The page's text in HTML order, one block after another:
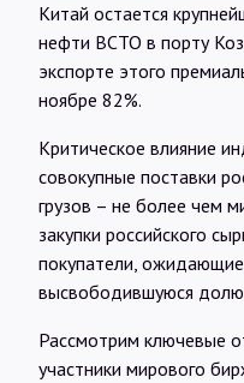
Китай остается
нефти ВСТО в порту
экспорте этого
ноябре 82%.
Критическое влияние
совокупные поставки
грузов – не более чем
закупки российского
покупатели,
высвободившуюся
Рассмотрим ключевые
участники мирового